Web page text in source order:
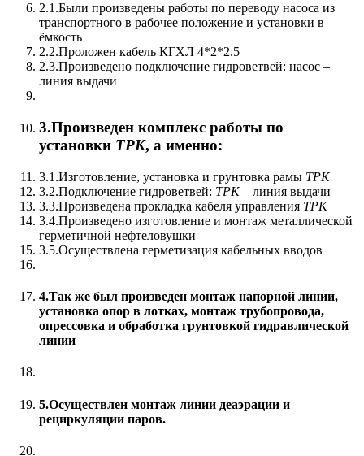
2.1.Были произведены работы по переводу насоса из
транспортного в рабочее положение и установки в
ёмкость
2.2.Проложен кабель КГХЛ 4*2*2.5
2.3.Произведено подключение гидроветвей: насос –
линия выдачи
3.Произведен комплекс работы по
установки ТРК, а именно:
3.1.Изготовление, установка и грунтовка рамы ТРК
3.2.Подключение гидроветвей: ТРК– линия выдачи
3.3.Произведена прокладка кабеля управления ТРК
3.4.Произведено изготовление и монтаж металлической
герметичной нефтеловушки
3.5.Осуществлена герметизация кабельных вводов
4.Так же был произведен монтаж напорной линии,
установка опор в лотках, монтаж трубопровода,
опрессовка и обработка грунтовкой гидравлической
линии
5.Осуществлен монтаж линии деаэрации и
рециркуляции паров.